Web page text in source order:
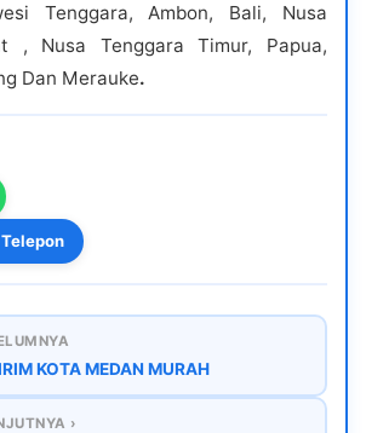
Tenggara, Ambon, Bali, Nusa
, Nusa Tenggara Timur, Papua,
Dan Merauke.
Telepon
KOTA MEDAN MURAH
›